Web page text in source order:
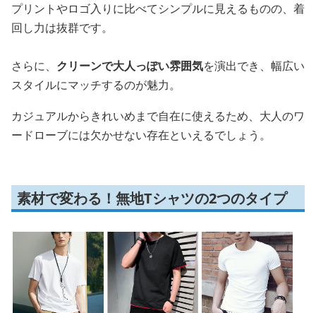
プリントやロゴ入りに比べてシンプルに見えるものの、着
回し力は抜群です。
さらに、 クリーンで大人っぽい雰囲気を演出でき、幅広い
スタイルにマッチするのが魅力。
カジュアルからきれいめまで自在に使えるため、大人のワ
ードローブには欠かせない存在といえるでしょう。
素材で変わる！無地Tシャツの2つのタイプ